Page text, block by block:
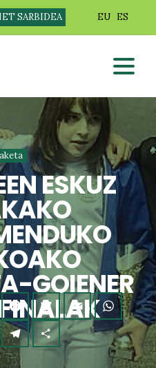
SARBIDEA EU ES
ESKUZ
GOIENER